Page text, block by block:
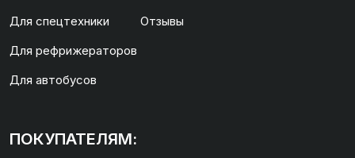
Для спецтехники
Для рефрижераторов
Для автобусов
Отзывы
ПОКУПАТЕЛЯМ: